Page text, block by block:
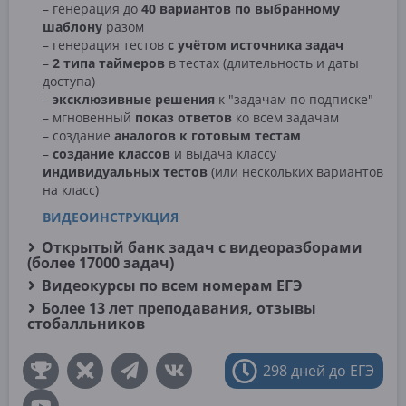
– генерация до 40 вариантов по выбранному
шаблону разом
– генерация тестов с учётом источника задач
– 2 типа таймеров в тестах (длительность и даты
доступа)
– эксклюзивные решения к "задачам по подписке"
– мгновенный показ ответов ко всем задачам
– создание аналогов к готовым тестам
– создание классов и выдача классу
индивидуальных тестов (или нескольких вариантов
на класс)
ВИДЕОИНСТРУКЦИЯ
Открытый банк задач с видеоразборами
(более 17000 задач)
Видеокурсы по всем номерам ЕГЭ
Более 13 лет преподавания, отзывы
стобалльников
298 дней до ЕГЭ